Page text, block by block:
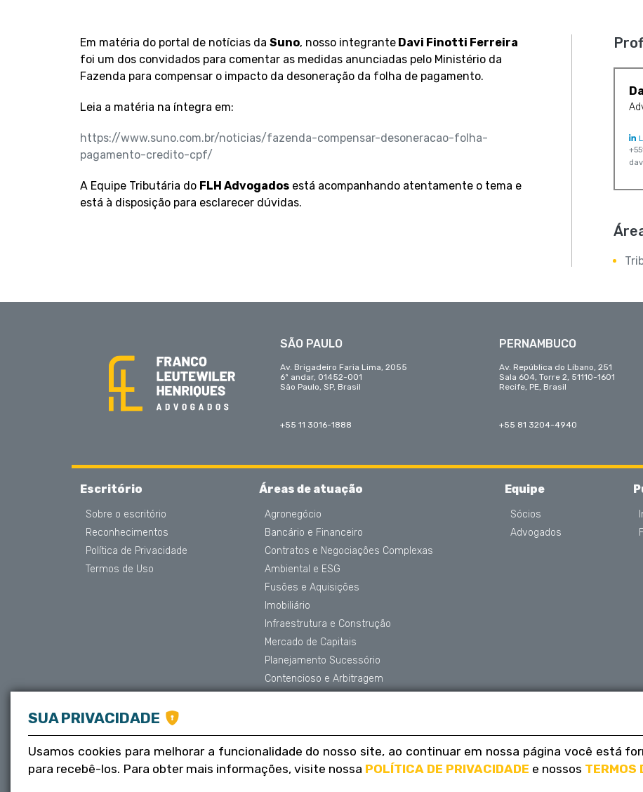
Em matéria do portal de notícias da Suno, nosso integrante Davi Finotti Ferreira
foi um dos convidados para comentar as medidas anunciadas pelo Ministério da
Fazenda para compensar o impacto da desoneração da folha de pagamento.
Leia a matéria na íntegra em:
https://www.suno.com.br/noticias/fazenda-compensar-desoneracao-folha-
pagamento-credito-cpf/
A Equipe Tributária do FLH Advogados está acompanhando atentamente o tema e
está à disposição para esclarecer dúvidas.
SÃO PAULO
Av. Brigadeiro Faria Lima, 2055
6º andar, 01452-001
São Paulo, SP, Brasil
+55 11 3016-1888
PERNAMBUCO
Av. República do Líbano, 251
Sala 604, Torre 2, 51110-1601
Recife, PE, Brasil
+55 81 3204-4940
Escritório
Sobre o escritório
Reconhecimentos
Política de Privacidade
Termos de Uso
Áreas de atuação
Agronegócio
Bancário e Financeiro
Contratos e Negociações Complexas
Ambiental e ESG
Fusões e Aquisições
Imobiliário
Infraestrutura e Construção
Mercado de Capitais
Planejamento Sucessório
Contencioso e Arbitragem
Trabalhista
Tributário
Equipe
Sócios
Advogados
SUA PRIVACIDADE
Usamos cookies para melhorar a funcionalidade do nosso site, ao continuar em nossa página você está
para recebê-los. Para obter mais informações, visite nossa POLÍTICA DE PRIVACIDADE e nossos TERMOS